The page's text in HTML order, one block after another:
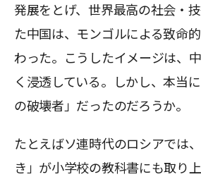
発展をとげ、世界最高の社会・
た中国は、モンゴルによる致命
わった。こうしたイメージは、
く浸透している。しかし、本当
の破壊者」だったのだろうか。
たとえばソ連時代のロシアでは
き」が小学校の教科書にも取り